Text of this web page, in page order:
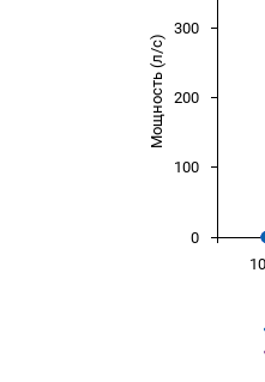
Мощность (л/с)
0
100
200
300